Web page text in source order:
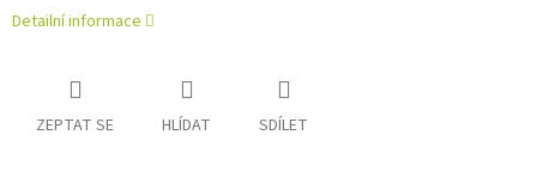
Detailní informace
ZEPTAT SE HLÍDAT SDÍLET